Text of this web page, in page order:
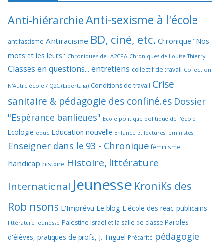
Anti-hiérarchieAnti-sexisme à l'école
antifascisme Antiracisme BD, ciné, etc. Chronique "Nos
mots et les leurs" Chroniques de l'A2CPA Chroniques de Louise Thierry
Classes en questions... entretiens collectif de travail Collection
N'Autre école / Q2C (Libertalia) Conditions de travail Crise
sanitaire & pédagogie des confiné.es Dossier
"Espérance banlieues" Ecole politique politique de l'école
Ecologie educ Education nouvelle Enfance et lectures féministes
Enseigner dans le 93 - Chronique féminisme
handicap histoire Histoire, littérature
International Jeunesse KroniKs des
Robinsons L'Imprévu Le blog L'école des réac-publicains
littérature jeunesse Palestine Israël et la salle de classe Paroles
d'élèves, pratiques de profs, J. Triguel Précarité pédagogie